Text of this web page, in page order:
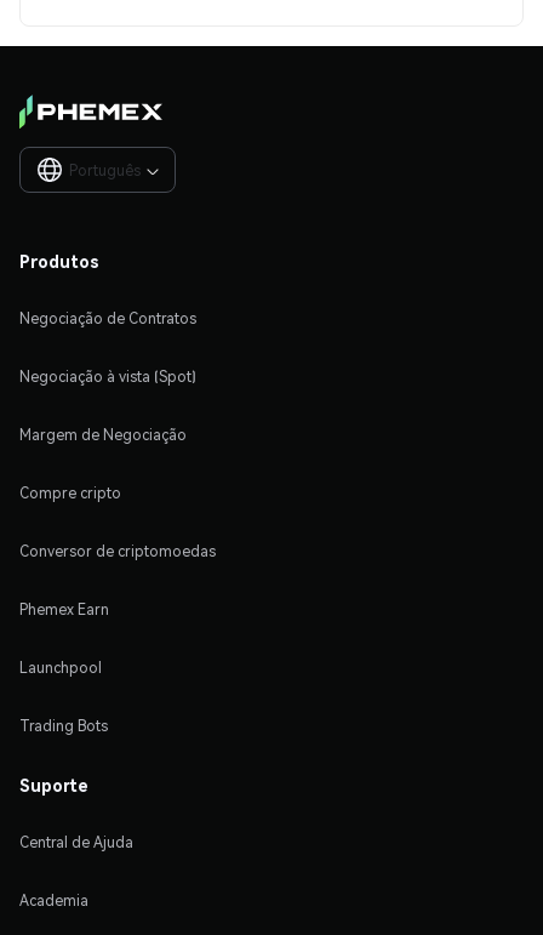
Português 
Produtos
Negociação de Contratos
Negociação à vista (Spot)
Margem de Negociação
Compre cripto
Conversor de criptomoedas
Phemex Earn
Launchpool
Trading Bots
Suporte
Central de Ajuda
Academia